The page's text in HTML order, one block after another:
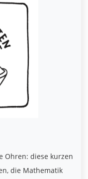
Ohren: diese kurzen
die Mathematik